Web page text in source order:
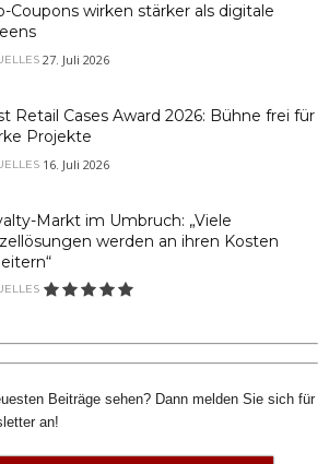
Coupons wirken stärker als digitale
27. Juli 2026
Retail Cases Award 2026: Bühne frei für
Projekte
16. Juli 2026
Markt im Umbruch: „Viele
werden an ihren Kosten
Beiträge sehen? Dann melden Sie sich für
an!